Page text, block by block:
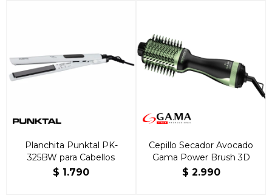
Planchita Punktal PK-
325BW para Cabellos
$ 1.790
Cepillo Secador Avocado
Gama Power Brush 3D
$ 2.990